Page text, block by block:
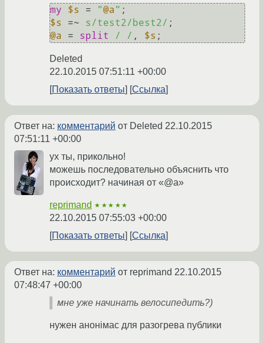
my $s = "@a "
$s
=~ s/test2/best2/
@a
= split / / , $s
Deleted
22.10.2015 07:51:11 +00:00
Показать ответы
Ссылка
Ответ на: комментарий от Deleted 22.10.2015
07:51:11 +00:00
ух ты, прикольно!
можешь последовательно объяснить что
происходит? начиная от «@a»
reprimand ★★★★★
22.10.2015 07:55:03 +00:00
Показать ответы
Ссылка
Ответ на: комментарий от reprimand 22.10.2015
07:48:47 +00:00
мне уже начинать велосипедить?)
нужен анонiмас для разогрева публики